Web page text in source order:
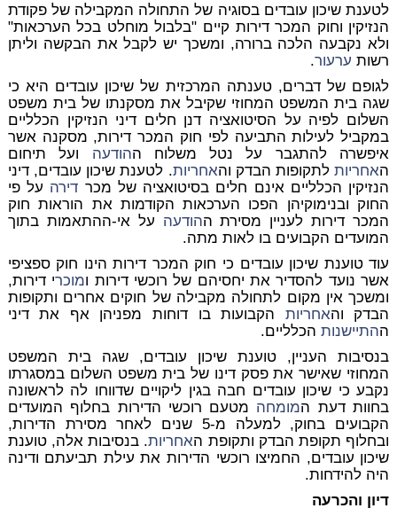
לטענת שיכון עובדים בסוגיה של התחולה המקבילה של פקודת
הנזיקין וחוק המכר דירות קיים "בלבול מוחלט בכל הערכאות"
ולא נקבעה הלכה ברורה, ומשכך יש לקבל את הבקשה וליתן
רשות ערעור.
לגופם של דברים, טענתה המרכזית של שיכון עובדים היא כי
שגה בית המשפט המחוזי שקיבל את מסקנתו של בית משפט
השלום לפיה על הסיטואציה דנן חלים דיני הנזיקין הכלליים
במקביל לעילות התביעה לפי חוק המכר דירות, מסקנה אשר
איפשרה להתגבר על נטל משלוח ההודעה ועל תיחום
האחריותלתקופות הבדק והאחריות. לטענת שיכון עובדים, דיני
הנזיקין הכלליים אינם חלים בסיטואציה של מכר דירה על פי
החוק ובנימוקיהן הפכו הערכאות הקודמות את הוראות חוק
המכר דירות לעניין מסירת ההודעה על אי-ההתאמות בתוך
המועדים הקבועים בו לאות מתה.
עוד טוענת שיכון עובדים כי חוק המכר דירות הינו חוק ספציפי
אשר נועד להסדיר את יחסיהם של רוכשי דירות ומוכרי דירות,
ומשכך אין מקום לתחולה מקבילה של חוקים אחרים ותקופות
הבדק והאחריות הקבועות בו דוחות מפניהן אף את דיני
ההתיישנותהכלליים.
בנסיבות העניין, טוענת שיכון עובדים, שגה בית המשפט
המחוזי שאישר את פסק דינו של בית משפט השלום במסגרתו
נקבע כי שיכון עובדים חבה בגין ליקויים שדווחו לה לראשונה
בחוות דעת המומחה מטעם רוכשי הדירות בחלוף המועדים
הקבועים בחוק, למעלה מ-5 שנים לאחר מסירת הדירות,
ובחלוף תקופת הבדק ותקופת האחריות. בנסיבות אלה, טוענת
שיכון עובדים, החמיצו רוכשי הדירות את עילת תביעתם ודינה
היה להידחות.
דיון והכרעה